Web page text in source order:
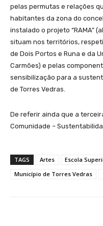
pelas permutas e relações
habitantes da zona do
instalado o projeto “RAMA”
situam nos territórios,
de Dois Portos e Runa e da
Carmões) e pelas
sensibilização para a
de Torres Vedras.
De referir ainda que a
Comunidade –
TAGS Artes
Escola
Município de Torres Vedras